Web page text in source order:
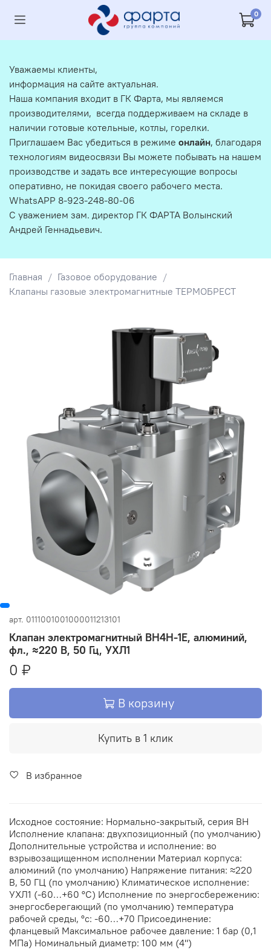
0
Главная
Газовое оборудование
Клапаны газовые электромагнитные ТЕРМОБРЕСТ
арт. 0111001001000011213101
Клапан электромагнитный ВН4Н-1Е, алюминий,
фл., ≈220 В, 50 Гц, УХЛ1
0 ₽
В корзину
Купить в 1 клик
В избранное
Исходное состояние: Нормально-закрытый, серия ВН
Исполнение клапана: двухпозиционный (по умолчанию)
Дополнительные устройства и исполнение: во
взрывозащищенном исполнении Материал корпуса:
алюминий (по умолчанию) Напряжение питания: ≈220
В, 50 ГЦ (по умолчанию) Климатическое исполнение:
УХЛ1 (-60…+60 °С) Исполнение по энергосбережению:
энергосберегающий (по умолчанию) температура
рабочей среды, °с: -60…+70 Присоединение:
фланцевый Максимальное рабочее давление: 1 бар (0,1
МПа) Номинальный диаметр: 100 мм (4")
Уважаемы клиенты,
информация на сайте актуальная.
Наша компания входит в ГК Фарта, мы являемся
производителями, всегда поддерживаем на складе в
наличии готовые котельные, котлы, горелки.
Приглашаем Вас убедиться в режиме онлайн, благодаря
технологиям видеосвязи Вы можете побывать на нашем
производстве и задать все интересующие вопросы
оперативно, не покидая своего рабочего места.
WhatsAPP 8-923-248-80-06
С уважением зам. директор ГК ФАРТА Волынский
Андрей Геннадьевич.